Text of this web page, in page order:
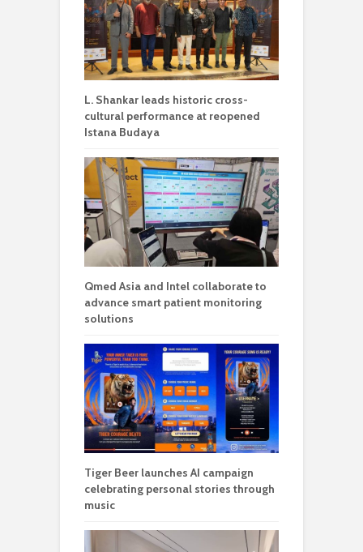
L. Shankar leads historic cross-
cultural performance at reopened
Istana Budaya
Qmed Asia and Intel collaborate to
advance smart patient monitoring
solutions
Tiger Beer launches AI campaign
celebrating personal stories through
music